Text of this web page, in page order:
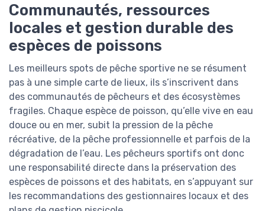
Communautés, ressources
locales et gestion durable des
espèces de poissons
Les meilleurs spots de pêche sportive ne se résument
pas à une simple carte de lieux, ils s’inscrivent dans
des communautés de pêcheurs et des écosystèmes
fragiles. Chaque espèce de poisson, qu’elle vive en eau
douce ou en mer, subit la pression de la pêche
récréative, de la pêche professionnelle et parfois de la
dégradation de l’eau. Les pêcheurs sportifs ont donc
une responsabilité directe dans la préservation des
espèces de poissons et des habitats, en s’appuyant sur
les recommandations des gestionnaires locaux et des